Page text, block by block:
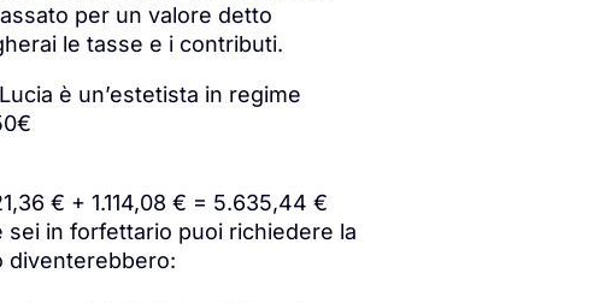
per un valore detto
le tasse e i contributi.
è un’estetista in regime
€ + 1.114,08 € = 5.635,44 €
in forfettario puoi richiedere la
diventerebbero: